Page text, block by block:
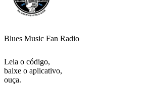
Blues Music Fan Radio
Leia o código,
baixe o aplicativo,
ouça.